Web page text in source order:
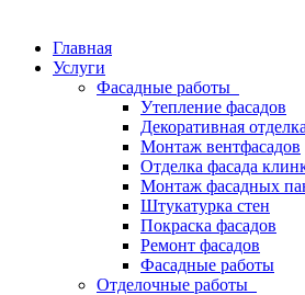
Главная
Услуги
Фасадные работы
Утепление фасадов
Декоративная отделка
Монтаж вентфасадов
Отделка фасада
Монтаж фасадных
Штукатурка стен
Покраска фасадов
Ремонт фасадов
Фасадные работы
Отделочные работы